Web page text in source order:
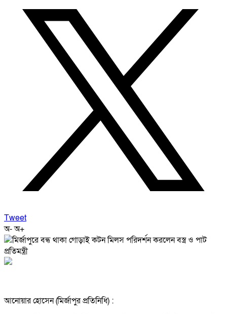
Tweet
অ-অ+
আনোয়ার হোসেন (মির্জাপুর প্রতিনিধি) :